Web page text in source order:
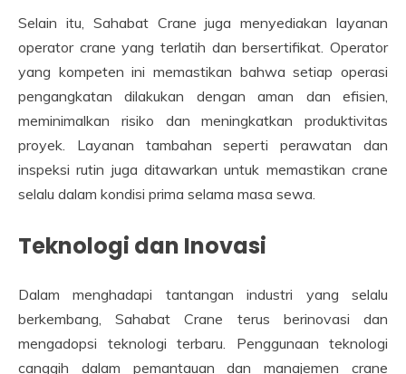
Selain itu, Sahabat Crane juga menyediakan layanan
operator crane yang terlatih dan bersertifikat. Operator
yang kompeten ini memastikan bahwa setiap operasi
pengangkatan dilakukan dengan aman dan efisien,
meminimalkan risiko dan meningkatkan produktivitas
proyek. Layanan tambahan seperti perawatan dan
inspeksi rutin juga ditawarkan untuk memastikan crane
selalu dalam kondisi prima selama masa sewa.
Teknologi dan Inovasi
Dalam menghadapi tantangan industri yang selalu
berkembang, Sahabat Crane terus berinovasi dan
mengadopsi teknologi terbaru. Penggunaan teknologi
canggih dalam pemantauan dan manajemen crane